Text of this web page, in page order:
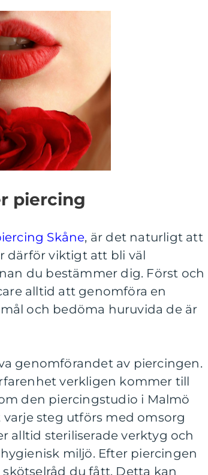
piercing
Skåne, är det naturligt att
därför viktigt att bli väl
du bestämmer dig. Först och
alltid att genomföra en
och bedöma huruvida de är
genomförandet av piercingen.
verkligen kommer till
den piercingstudio i Malmö
steg utförs med omsorg
alltid steriliserade verktyg och
miljö. Efter piercingen
du fått. Detta kan